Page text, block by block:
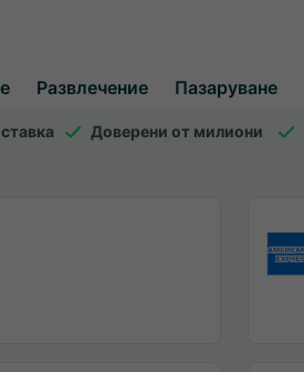
Развлечение Пазаруване
Доверени от милиони